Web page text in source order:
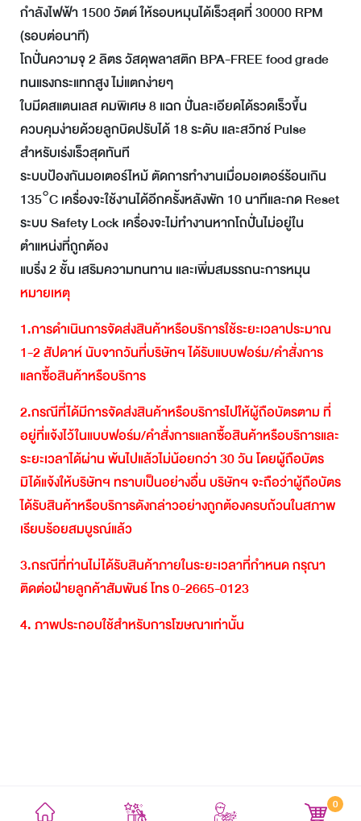
Email
กำลังไฟฟ้า 1500 วัตต์ ให้รอบหมุนได้เร็วสุดที่ 30000 RPM
(รอบต่อนาที)
โถปั่นความจุ 2 ลิตร วัสดุพลาสติก BPA-FREE food grade
ทนแรงกระแทกสูง ไม่แตกง่ายๆ
ใบมีดสแตนเลส คมพิเศษ 8 แฉก ปั่นละเอียดได้รวดเร็วขึ้น
ควบคุมง่ายด้วยลูกบิดปรับได้ 18 ระดับ และสวิทช์ Pulse
สำหรับเร่งเร็วสุดทันที
ระบบป้องกันมอเตอร์ไหม้ ตัดการทำงานเมื่อมอเตอร์ร้อนเกิน
135°C เครื่องจะใช้งานได้อีกครั้งหลังพัก 10 นาทีและกด Reset
ระบบ Safety Lock เครื่องจะไม่ทำงานหากโถปั่นไม่อยู่ใน
ตำแหน่งที่ถูกต้อง
แบริ่ง 2 ชั้น เสริมความทนทาน และเพิ่มสมรรถนะการหมุน
หมายเหตุ
1.การดำเนินการจัดส่งสินค้าหรือบริการใช้ระยะเวลาประมาณ
1-2สัปดาห์นับจากวันที่บริษัทฯได้รับแบบฟอร์ม/คำสั่งการ
แลกซื้อสินค้าหรือบริการ
2.กรณีที่ได้มีการจัดส่งสินค้าหรือบริการไปให้ผู้ถือบัตรตามที่
อยู่ที่แจ้งไว้ในแบบฟอร์ม/คำสั่งการแลกซื้อสินค้าหรือบริการและ
ระยะเวลาได้ผ่านพ้นไปแล้วไม่น้อยกว่า30วันโดยผู้ถือบัตร
มิได้แจ้งให้บริษัทฯทราบเป็นอย่างอื่นบริษัทฯจะถือว่าผู้ถือบัตร
ได้รับสินค้าหรือบริการดังกล่าวอย่างถูกต้องครบถ้วนในสภาพ
เรียบร้อยสมบูรณ์แล้ว
3.กรณีที่ท่านไม่ได้รับสินค้าภายในระยะเวลาที่กำหนดกรุณา
ติดต่อฝ่ายลูกค้าสัมพันธ์โทร0-2665-0123
4.ภาพประกอบใช้สำหรับการโฆษณาเท่านั้น
0
ข้อตกลงและเงื่อนไข นโยบายความเป็นส่วนตัว แผนผังเว็บไซต์